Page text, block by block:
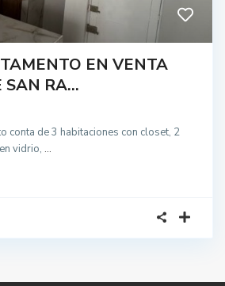
EN VENTA
SAN RA...
conta de 3 habitaciones con closet, 2
vidrio, ...